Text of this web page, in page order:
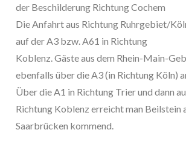
der Beschilderung Richtung Cochem
Die Anfahrt aus Richtung Ruhrgebiet/
auf der A3 bzw. A61 in Richtung
Koblenz. Gäste aus dem Rhein-Main-
ebenfalls über die A3 (in Richtung Köln)
Über die A1 in Richtung Trier und dann
Richtung Koblenz erreicht man Beilstein
Saarbrücken kommend.